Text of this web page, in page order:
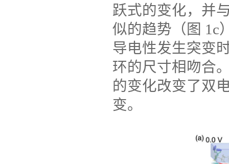
跃式的变化，并
似的趋势（图 1c
导电性发生突变
环的尺寸相吻合
的变化改变了双
变。